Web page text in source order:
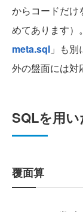
からコードだけ
めてあります）
meta.sql 」も
外の盤面には対
SQLを用
覆面算